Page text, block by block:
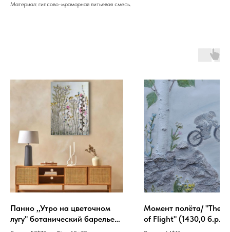
Материал: гипсово-мраморная литьевая смесь.
Панно ,,Утро на цветочном
лугу" ботанический барельеф
/ " Morning in a Blooming
Момент полёта/ "The
of Flight" (1430,0 б.р.)